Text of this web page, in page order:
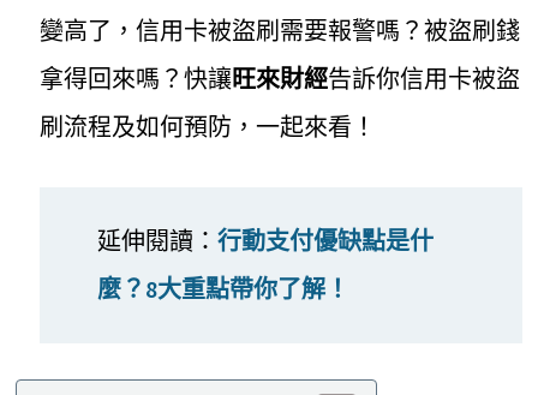
變高了，信用卡被盜刷需要報警嗎？被盜刷錢
拿得回來嗎？快讓旺來財經告訴你信用卡被盜
刷流程及如何預防，一起來看！
延伸閱讀： 行動支付優缺點是什
麼？8大重點帶你了解！